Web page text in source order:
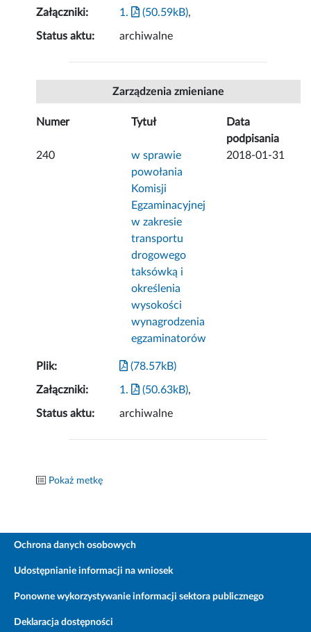
Załączniki: 1. (50.59kB),
Status aktu: archiwalne
Zarządzenia zmieniane
Numer Tytuł
Data
podpisania
240
w sprawie
powołania
Komisji
Egzaminacyjnej
w zakresie
transportu
drogowego
taksówką i
określenia
wysokości
wynagrodzenia
egzaminatorów
2018-01-31
Plik: (78.57kB)
Załączniki: 1. (50.63kB),
Status aktu: archiwalne
Pokaż metkę
Ochrona danych osobowych
Udostępnianie informacji na wniosek
Ponowne wykorzystywanie informacji sektora publicznego
Deklaracja dostępności